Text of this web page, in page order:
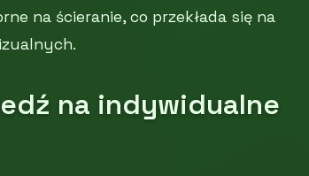
na ścieranie, co przekłada się na
na indywidualne